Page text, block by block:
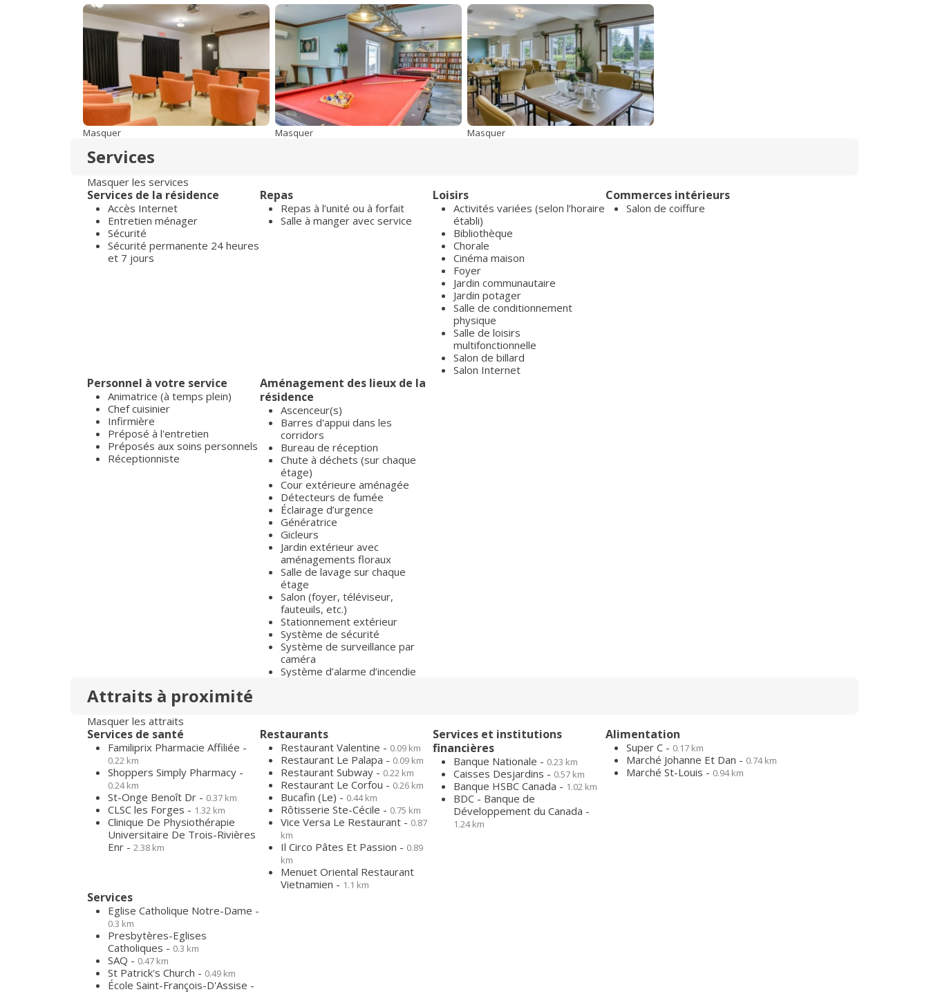
Masquer Masquer Masquer
Services
Masquer les services
Services de la résidence
Accès Internet
Entretien ménager
Sécurité
Sécurité permanente 24 heures
et 7 jours
Repas
Repas à l’unité ou à forfait
Salle à manger avec service
Loisirs
Activités variées (selon l’horaire
établi)
Bibliothèque
Chorale
Cinéma maison
Foyer
Jardin communautaire
Jardin potager
Salle de conditionnement
physique
Salle de loisirs
multifonctionnelle
Salon de billard
Salon Internet
Commerces intérieurs
Salon de coiffure
Personnel à votre service
Animatrice (à temps plein)
Chef cuisinier
Infirmière
Préposé à l'entretien
Préposés aux soins personnels
Réceptionniste
Aménagement des lieux de la
résidence
Ascenceur(s)
Barres d'appui dans les
corridors
Bureau de réception
Chute à déchets (sur chaque
étage)
Cour extérieure aménagée
Détecteurs de fumée
Éclairage d’urgence
Génératrice
Gicleurs
Jardin extérieur avec
aménagements floraux
Salle de lavage sur chaque
étage
Salon (foyer, téléviseur,
fauteuils, etc.)
Stationnement extérieur
Système de sécurité
Système de surveillance par
caméra
Système d’alarme d’incendie
Attraits à proximité
Masquer les attraits
Services de santé
Familiprix Pharmacie Affiliée -
0.22 km
Shoppers Simply Pharmacy -
0.24 km
St-Onge Benoît Dr - 0.37 km
CLSC les Forges - 1.32 km
Clinique De Physiothérapie
Universitaire De Trois-Rivières
Enr - 2.38 km
Restaurants
Restaurant Valentine - 0.09 km
Restaurant Le Palapa - 0.09 km
Restaurant Subway - 0.22 km
Restaurant Le Corfou - 0.26 km
Bucafin (Le) - 0.44 km
Rôtisserie Ste-Cécile - 0.75 km
Vice Versa Le Restaurant - 0.87
km
Il Circo Pâtes Et Passion - 0.89
km
Menuet Oriental Restaurant
Vietnamien - 1.1 km
Services et institutions
financières
Banque Nationale - 0.23 km
Caisses Desjardins - 0.57 km
Banque HSBC Canada - 1.02 km
BDC - Banque de
Développement du Canada -
1.24 km
Alimentation
Super C - 0.17 km
Marché Johanne Et Dan - 0.74 km
Marché St-Louis - 0.94 km
Services
Eglise Catholique Notre-Dame -
0.3 km
Presbytères-Eglises
Catholiques - 0.3 km
SAQ - 0.47 km
St Patrick's Church - 0.49 km
École Saint-François-D'Assise -